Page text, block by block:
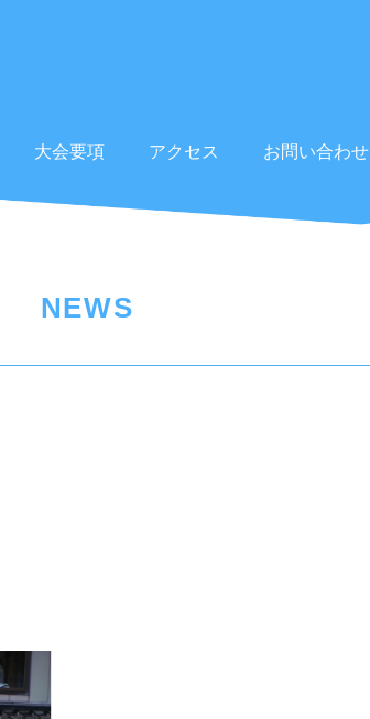
大会要項 アクセス お問い合わせ
NEWS